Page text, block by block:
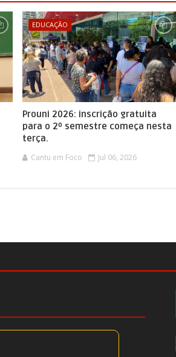
EDUCAÇÃO
Prouni 2026: inscrição gratuita
para o 2º semestre começa nesta
terça.
Cantu em Foco Jul 06, 2026